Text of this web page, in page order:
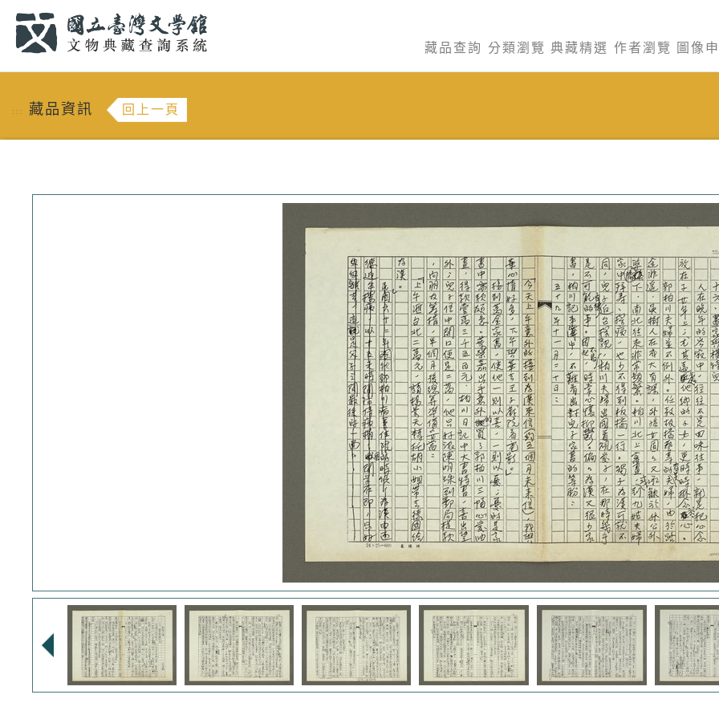
藏品查詢 分類瀏覽 典藏精選 作者瀏覽 圖像
::: 藏品資訊 回上一頁